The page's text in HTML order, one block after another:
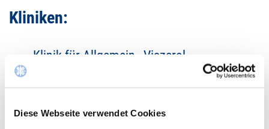
Diese Webseite verwendet Cookies
Kliniken:
Klinik für Allgemein-, Viszeral-,
Minimalinvasive Chirurgie, Proktologie,
Adipositaschirurgie
Klinik für Frauenheilkunde